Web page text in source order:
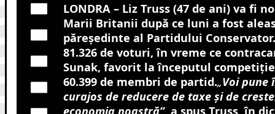
LONDRA – Liz Truss (47 de ani) va fi
Marii Britanii după ce luni a fost
păreședinte al Partidului
81.326 de voturi, în vreme ce
Sunak, favorit la începutul
60.399 de membri de partid.„Voi pune
curajos de reducere de taxe și de
economia noastră”, a spus Truss, în